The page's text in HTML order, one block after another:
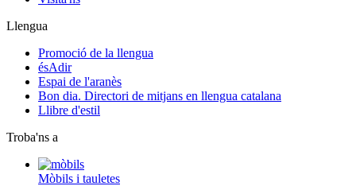
Llengua
Promoció de la llengua
ésAdir
Espai de l'aranès
Bon dia. Directori de mitjans en llengua catalana
Llibre d'estil
Troba'ns a
Mòbils i tauletes